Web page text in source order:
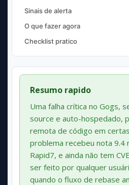
Sinais de alerta
O que fazer agora
Checklist pratico
Resumo rapido
Uma falha crítica no Gogs,
source e auto-hospedado,
remota de código em
problema recebeu nota 9.4
Rapid7, e ainda não tem
ser feito por qualquer
quando o fluxo de rebase